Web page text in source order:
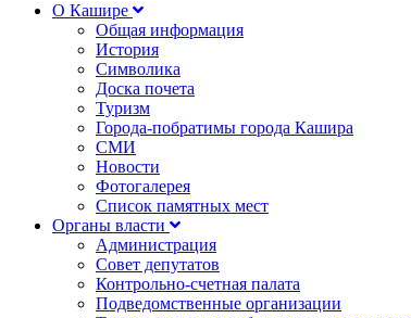
О Кашире
Общая информация
История
Символика
Доска почета
Туризм
Города-побратимы города Кашира
СМИ
Новости
Фотогалерея
Список памятных мест
Органы власти
Администрация
Совет депутатов
Контрольно-счетная палата
Подведомственные организации